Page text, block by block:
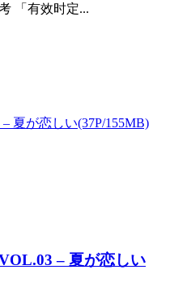
「有效时定...
– 夏が恋しい